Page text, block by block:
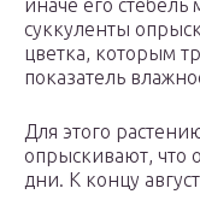
иначе его
суккуленты
цветка, которым
показатель
Для этого
опрыскивают, что
дни. К концу